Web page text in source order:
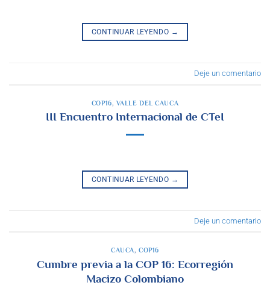
CONTINUAR LEYENDO →
Deje un comentario
COP16, VALLE DEL CAUCA
III Encuentro Internacional de CTeI
CONTINUAR LEYENDO →
Deje un comentario
CAUCA,COP16
Cumbre previa a la COP 16: Ecorregión
Macizo Colombiano